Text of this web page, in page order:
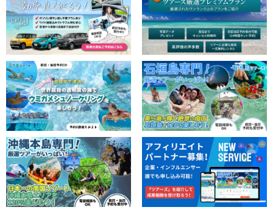
바닥이 평평해 옆으로 흔들림이 거의 없고, 리프 내부는 특히 편안한
승차감을 보장한다!